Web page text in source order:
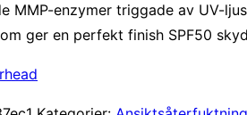
MMP-enzymer triggade av UV-
ger en perfekt finish SPF50